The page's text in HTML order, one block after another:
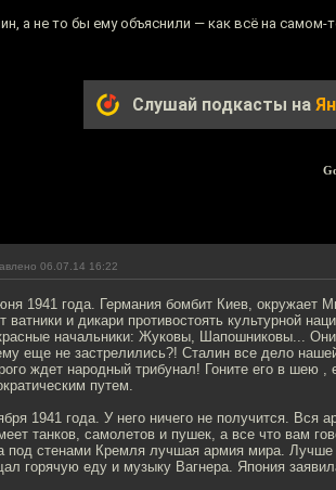
а не то бы ему объяснили — как всё на самом-
Слушай подкасты на
06.07.14 16:22
1941 года. Германия бомбит Киев, окружает
ватники и дикари противостоять культурной
начальники: Жуковы, Шапошниковы...
еще не застрелились?! Сталин все дело
ждет народный трибунал! Гоните его в шею
путем.
1941 года. У него ничего не получится. Вся
танков, самолетов и пушек, а все что вам
под стенами Кремля лучшая армия мира.
горячую еду и музыку Вагнера. Япония